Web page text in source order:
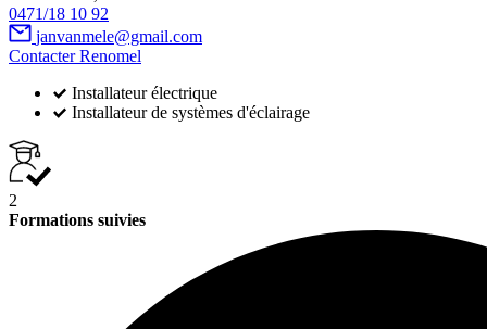
0471/18 10 92
janvanmele@gmail.com
Contacter Renomel
Installateur électrique
Installateur de systèmes d'éclairage
2
Formations suivies